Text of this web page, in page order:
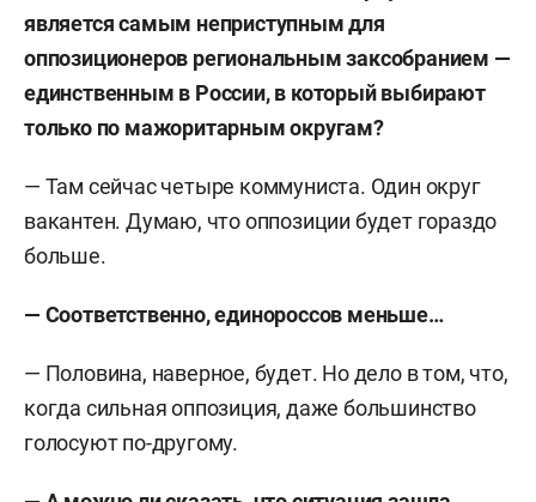
является самым неприступным для
оппозиционеров региональным заксобранием —
единственным в России, в который выбирают
только по мажоритарным округам?
— Там сейчас четыре коммуниста. Один округ
вакантен. Думаю, что оппозиции будет гораздо
больше.
— Соответственно, единороссов меньше…
— Половина, наверное, будет. Но дело в том, что,
когда сильная оппозиция, даже большинство
голосуют по-другому.